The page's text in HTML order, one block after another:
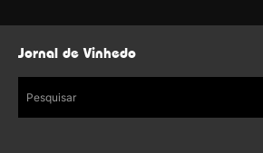
Jornal de Vinhedo
Pesquisar